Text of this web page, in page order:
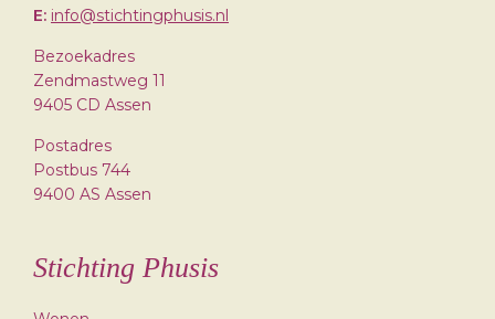
E: info@stichtingphusis.nl
Bezoekadres
Zendmastweg 11
9405 CD Assen
Postadres
Postbus 744
9400 AS Assen
Stichting Phusis